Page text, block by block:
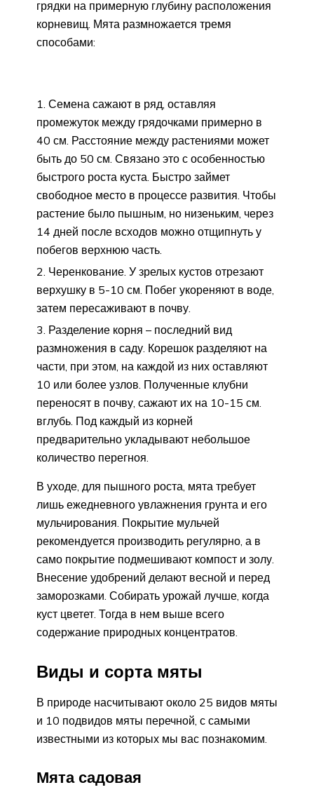
грядки на примерную глубину расположения
корневищ. Мята размножается тремя
способами:
Семена сажают в ряд, оставляя
промежуток между грядочками примерно в
40 см. Расстояние между растениями может
быть до 50 см. Связано это с особенностью
быстрого роста куста. Быстро займет
свободное место в процессе развития. Чтобы
растение было пышным, но низеньким, через
14 дней после всходов можно отщипнуть у
побегов верхнюю часть.
Черенкование. У зрелых кустов отрезают
верхушку в 5-10 см. Побег укореняют в воде,
затем пересаживают в почву.
Разделение корня – последний вид
размножения в саду. Корешок разделяют на
части, при этом, на каждой из них оставляют
10 или более узлов. Полученные клубни
переносят в почву, сажают их на 10-15 см.
вглубь. Под каждый из корней
предварительно укладывают небольшое
количество перегноя.
В уходе, для пышного роста, мята требует
лишь ежедневного увлажнения грунта и его
мульчирования. Покрытие мульчей
рекомендуется производить регулярно, а в
само покрытие подмешивают компост и золу.
Внесение удобрений делают весной и перед
заморозками. Собирать урожай лучше, когда
куст цветет. Тогда в нем выше всего
содержание природных концентратов.
Виды и сорта мяты
В природе насчитывают около 25 видов мяты
и 10 подвидов мяты перечной, с самыми
известными из которых мы вас познакомим.
Мята садовая